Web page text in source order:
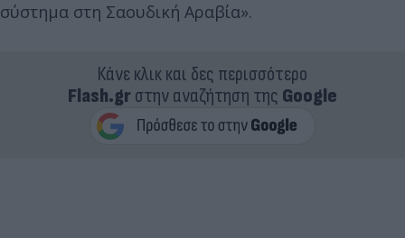
σύστημα στη Σαουδική Αραβία».
Κάνε κλικ και δες περισσότερο
Flash.grστην αναζήτηση της Google